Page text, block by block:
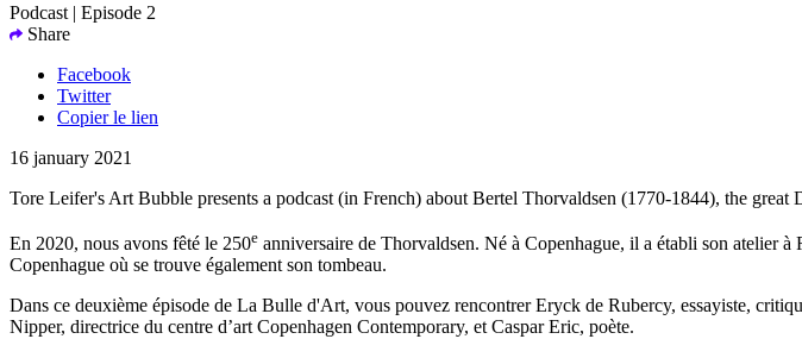
Podcast | Episode 2
Share
Facebook
Twitter
Copier le lien
16 january 2021
Tore Leifer's Art Bubble presents a podcast (in French) about Bertel Thorvaldsen (1770-1844), the
En 2020, nous avons fêté le 250e anniversaire de Thorvaldsen. Né à Copenhague, il a établi son atelier
Copenhague où se trouve également son tombeau.
Dans ce deuxième épisode de La Bulle d'Art, vous pouvez rencontrer Eryck de Rubercy, essayiste,
Nipper, directrice du centre d’art Copenhagen Contemporary, et Caspar Eric, poète.